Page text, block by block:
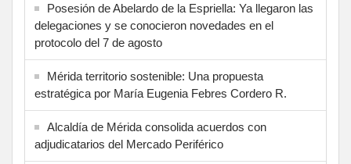
Posesión de Abelardo de la Espriella: Ya llegaron las
delegaciones y se conocieron novedades en el
protocolo del 7 de agosto
Mérida territorio sostenible: Una propuesta
estratégica por María Eugenia Febres Cordero R.
Alcaldía de Mérida consolida acuerdos con
adjudicatarios del Mercado Periférico